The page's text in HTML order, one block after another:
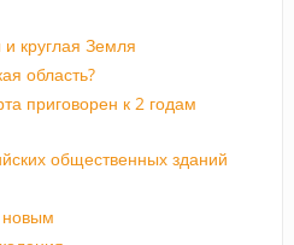
круглая Земля
область?
приговорен к 2 годам
общественных зданий
новым